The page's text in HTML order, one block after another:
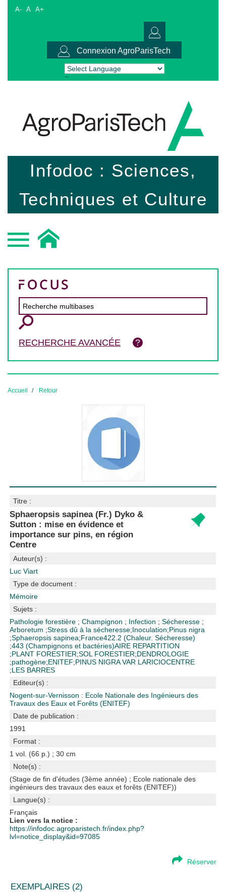
A- A A+
Connexion AgroParisTech
Powered by Translate
Infodoc : Sciences,
Techniques et Culture
RECHERCHE AVANCÉE
Accueil Retour
Titre :
Sphaeropsis sapinea (Fr.) Dyko &
Sutton : mise en évidence et
importance sur pins, en région
Centre
Auteur(s) :
Luc Viart
Type de document :
Mémoire
Sujets :
Pathologie forestière ;Champignon ; Infection ;Sécheresse ;
Arboretum ;Stress dû à la sécheresse;Inoculation;Pinus nigra
;Sphaeropsis sapinea;France422.2 (Chaleur. Sécheresse)
;443 (Champignons et bactéries)AIRE REPARTITION
;PLANT FORESTIER;SOL FORESTIER;DENDROLOGIE
;pathogène;ENITEF;PINUS NIGRA VAR LARICIOCENTRE
;LES BARRES
Editeur(s) :
Nogent-sur-Vernisson : Ecole Nationale des Ingénieurs des
Travaux des Eaux et Forêts (ENITEF)
Date de publication :
1991
Format :
1 vol. (66 p.) ; 30 cm
Note(s) :
(Stage de fin d'études (3ème année) ; Ecole nationale des
ingénieurs des travaux des eaux et forêts (ENITEF))
Langue(s) :
Français
Lien vers la notice :
https://infodoc.agroparistech.fr/index.php?
lvl=notice_display&id=97085
Réserver
EXEMPLAIRES (2)